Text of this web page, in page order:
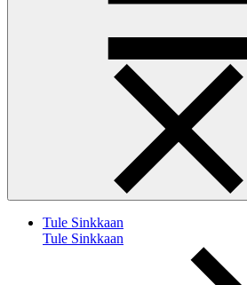
Tule Sinkkaan
Tule Sinkkaan